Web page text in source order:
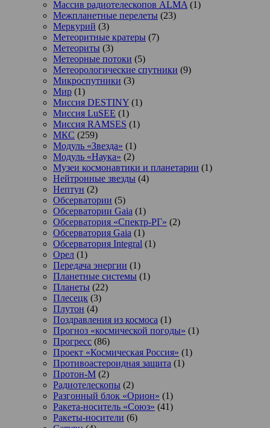
Массив радиотелескопов ALMA (1)
Межпланетные перелеты (23)
Меркурий (3)
Метеоритные кратеры (7)
Метеориты (3)
Метеорные потоки (5)
Метеорологические спутники (9)
Микроспутники (3)
Мир (1)
Миссия DESTINY (1)
Миссия LuSEE (1)
Миссия RAMSES (1)
МКС (259)
Модуль «Звезда» (1)
Модуль «Наука» (2)
Музеи космонавтики и планетарии (1)
Нейтронные звезды (4)
Нептун (2)
Обсерватории (5)
Обсерватории Gaia (1)
Обсерватория «Спектр-РГ» (2)
Обсерватория Gaia (1)
Обсерватория Integral (1)
Орел (1)
Передача энергии (1)
Планетные системы (1)
Планеты (22)
Плесецк (3)
Плутон (4)
Поздравления из космоса (1)
Прогноз «космической погоды» (1)
Прогресс (86)
Проект «Космическая Россия» (1)
Противоастероидная защита (1)
Протон-М (2)
Радиотелескопы (2)
Разгонный блок «Орион» (1)
Ракета-носитель «Союз» (41)
Ракеты-носители (6)